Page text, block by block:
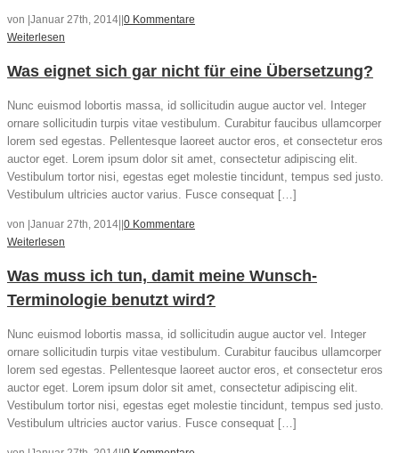
von |Januar 27th, 2014||0 Kommentare
Weiterlesen
Was eignet sich gar nicht für eine Übersetzung?
Nunc euismod lobortis massa, id sollicitudin augue auctor vel. Integer
ornare sollicitudin turpis vitae vestibulum. Curabitur faucibus ullamcorper
lorem sed egestas. Pellentesque laoreet auctor eros, et consectetur eros
auctor eget. Lorem ipsum dolor sit amet, consectetur adipiscing elit.
Vestibulum tortor nisi, egestas eget molestie tincidunt, tempus sed justo.
Vestibulum ultricies auctor varius. Fusce consequat […]
von |Januar 27th, 2014||0 Kommentare
Weiterlesen
Was muss ich tun, damit meine Wunsch-
Terminologie benutzt wird?
Nunc euismod lobortis massa, id sollicitudin augue auctor vel. Integer
ornare sollicitudin turpis vitae vestibulum. Curabitur faucibus ullamcorper
lorem sed egestas. Pellentesque laoreet auctor eros, et consectetur eros
auctor eget. Lorem ipsum dolor sit amet, consectetur adipiscing elit.
Vestibulum tortor nisi, egestas eget molestie tincidunt, tempus sed justo.
Vestibulum ultricies auctor varius. Fusce consequat […]